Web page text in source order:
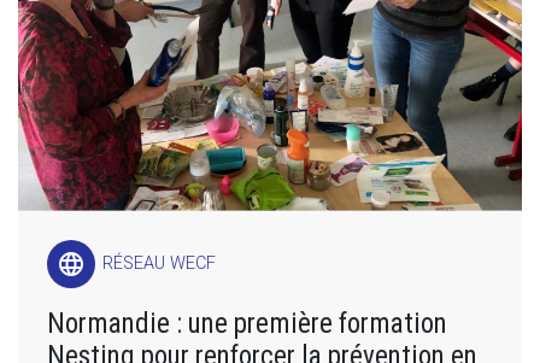
language RÉSEAU WECF
Normandie : une première formation
Nesting pour renforcer la prévention en